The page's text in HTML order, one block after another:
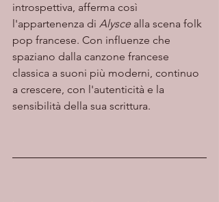
introspettiva, afferma così
l'appartenenza di Alysce alla scena folk
pop francese. Con influenze che
spaziano dalla canzone francese
classica a suoni più moderni, continuo
a crescere, con l'autenticità e la
sensibilità della sua scrittura.